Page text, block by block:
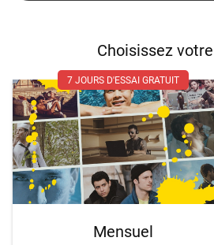
Choisissez
7 JOURS D'ESSAI GRATUIT
Mensuel